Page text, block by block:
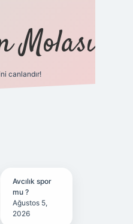
Molası
canlandır!
Avcılık spor
mu ?
Ağustos 5,
2026